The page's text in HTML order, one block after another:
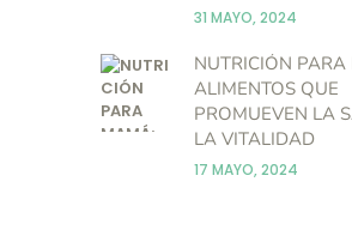
31 MAYO, 2024
NUTRICIÓN
ALIMENTOS QUE
PROMUEVEN LA
LA VITALIDAD
17 MAYO, 2024